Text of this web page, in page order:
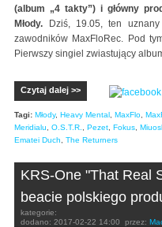
(album „4 takty”) i główny
Młody.
Dziś, 19.05, ten
zawodników MaxFloRec. Pod
Pierwszy singiel zwiastujący
Czytaj dalej >>
Tagi: Młody, Heavy Mental MaxFlo
Meridialu
O.S.T.R. Pezet Fokus
Ematei Duch
The Returners
KRS-One "That Real
beacie polskiego
kategorie:
dodano: 2017-02-22 14:00 przez: